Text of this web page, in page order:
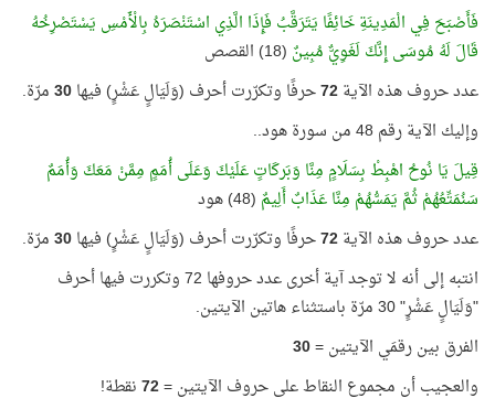
فَأَصْبَحَ فِي الْمَدِينَةِ خَائِفًا يَتَرَقَّبُ فَإِذَا الَّذِي اسْتَنْصَرَهُ بِالْأَمْسِ يَسْتَصْرِخُهُ
قَالَ لَهُ مُوسَى إِنَّكَ لَغَوِيٌّ مُبِينٌ (18) القصص
عدد حروف هذه الآية72حرفًا وتكرّرت أحرف (وَلَيَالٍ عَشْرٍ) فيها30مرّة.
وإليك الآية رقم 48 من سورة هود..
قِيلَ يَا نُوحُ اهْبِطْ بِسَلَامٍ مِنَّا وَبَركَاتٍ عَلَيْكَ وَعَلَى أُمَمٍ مِمَّنْ مَعَكَ وَأُمَمٌ
سَنُمَتِّعُهُمْ ثُمَّ يَمَسُّهُمْ مِنَّا عَذَابٌ أَلِيمٌ (48) هود
عدد حروف هذه الآية72حرفًا وتكرّرت أحرف (وَلَيَالٍ عَشْرٍ) فيها30مرّة.
انتبه إلى أنه لا توجد آية أخرى عدد حروفها 72 وتكررت فيها أحرف
"وَلَيَالٍ عَشْرٍ" 30 مرّة باستثناء هاتين الآيتين.
الفرق بين رقمَي الآيتين =30
والعجيب أن مجموع النقاط على حروف الآيتين =72نقطة!